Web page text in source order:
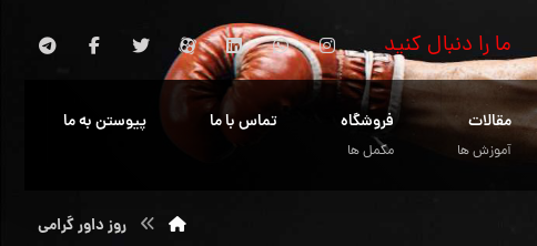
ما را دنبال کنید
مقالات
آموزش ها
فروشگاه
مکمل ها
تماس با ما پیوستن به ما
روز داور گرامی